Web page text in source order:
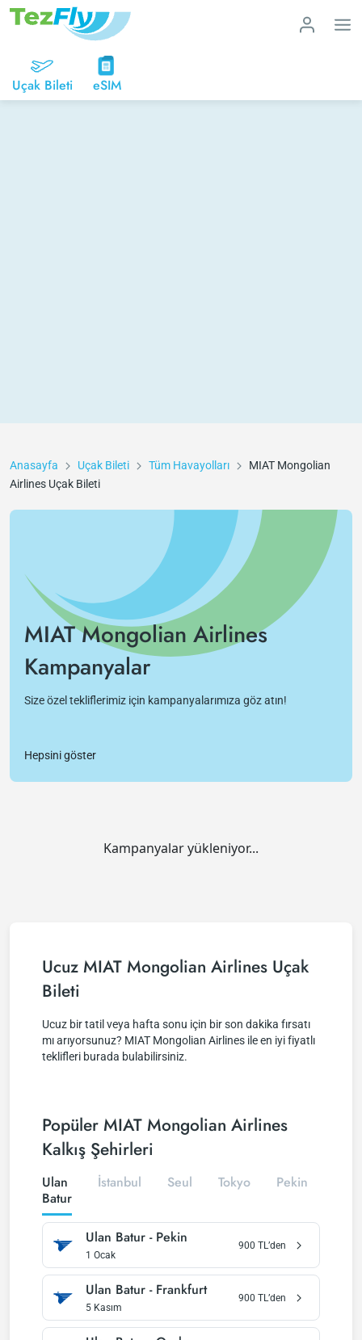
Uçak Bileti eSIM
Anasayfa Uçak Bileti Tüm Havayolları
MIAT Mongolian
Airlines Uçak Bileti
MIAT Mongolian Airlines
Kampanyalar
Size özel tekliflerimiz için kampanyalarımıza göz atın!
Hepsini göster
Kampanyalar yükleniyor...
Ucuz MIAT Mongolian Airlines Uçak
Bileti
Ucuz bir tatil veya hafta sonu için bir son dakika fırsatı
mı arıyorsunuz? MIAT Mongolian Airlines ile en iyi fiyatlı
teklifleri burada bulabilirsiniz.
Popüler MIAT Mongolian Airlines
Kalkış Şehirleri
Ulan
Batur
İstanbul Seul Tokyo Pekin
Ulan Batur - Pekin
1 Ocak
900 TL’den
Ulan Batur - Frankfurt
5 Kasım
900 TL’den